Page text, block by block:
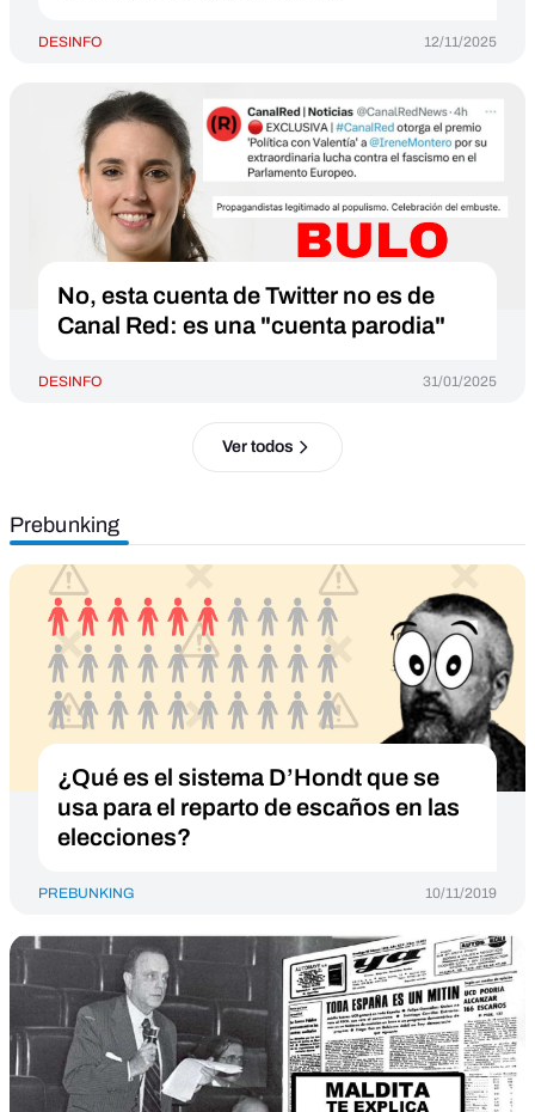
DESINFO 12/11/2025
No, esta cuenta de Twitter no es de
Canal Red: es una "cuenta parodia"
DESINFO 31/01/2025
Ver todos
Prebunking
¿Qué es el sistema D’Hondt que se
usa para el reparto de escaños en las
elecciones?
PREBUNKING 10/11/2019